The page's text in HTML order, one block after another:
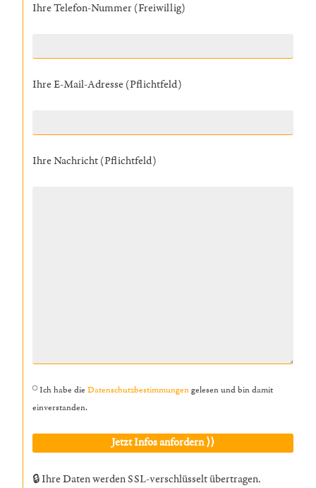
Ihre Telefon-Nummer (Freiwillig)
Ihre E-Mail-Adresse (Pflichtfeld)
Ihre Nachricht (Pflichtfeld)
Ich habe dieDatenschutzbestimmungengelesen und bin damit
einverstanden.
🔒 Ihre Daten werden SSL-verschlüsselt übertragen.